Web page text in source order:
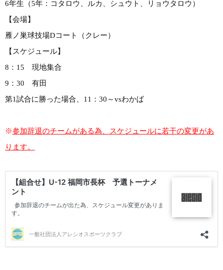
6年生（5年：コタロウ、ルカ、シュウト、リョウタロウ）
【会場】
雁ノ巣球技場Dコート（クレー）
【スケジュール】
8：15 現地集合
9：30 有田
第1試合に勝った場合、11：30～vsわかば
※参加辞退のチームがある為、スケジュールに若干の変更があ
ります。